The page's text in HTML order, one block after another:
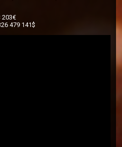
203€
479 141$